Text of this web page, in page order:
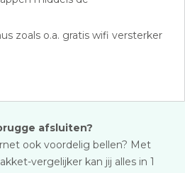
zoals o.a. gratis wifi versterker
afsluiten?
ook voordelig bellen? Met
vergelijker kan jij alles in 1